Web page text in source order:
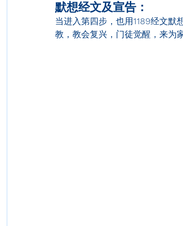
默想经文及宣告：
当进入第四步，也用1189经文默
教，教会复兴，门徒觉醒，来为